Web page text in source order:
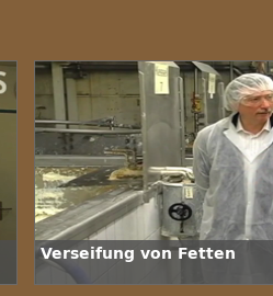
Verseifung von Fetten